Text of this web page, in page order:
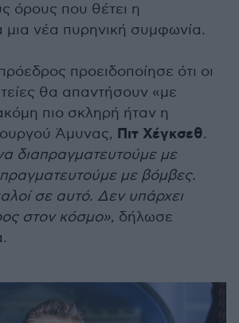
όρους που θέτει η
μια νέα πυρηνική συμφωνία.
προειδοποίησε ότι οι
θα απαντήσουν «με
πιο σκληρή ήταν η
Άμυνας, Πιτ Χέγκσεθ.
διαπραγματευτούμε με
με βόμβες.
σε αυτό. Δεν υπάρχει
στον κόσμο», δήλωσε